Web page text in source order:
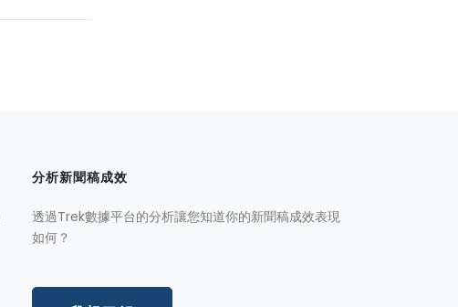
分析新聞稿成效
透過Trek數據平台的分析讓您知道你的新聞稿成效表現
如何？